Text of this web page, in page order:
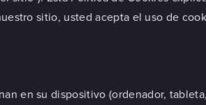
sitio, usted acepta el uso de
en su dispositivo (ordenador,